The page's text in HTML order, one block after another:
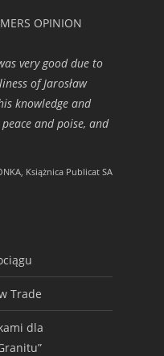
OPINION
very good due to
of Jarosław
knowledge and
and poise, and
Książnica Publicat SA
Trade
dla